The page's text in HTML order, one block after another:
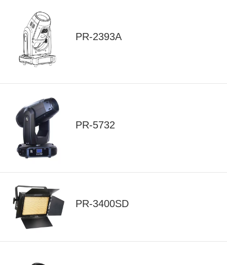
PR-2393A
PR-5732
PR-3400SD